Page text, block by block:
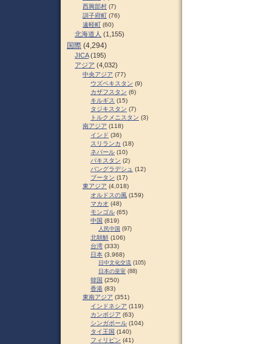
西興部村 (7)
訓子府町 (76)
遠軽町 (60)
北海道人 (1,155)
国際 (4,294)
JICA(195)
アジア (4,032)
中央アジア (77)
ウズベキスタン (9)
カザフスタン (6)
キルギス (15)
タジキスタン (7)
トルクメニスタン (3)
南アジア (118)
インド (36)
スリランカ (18)
ネパール (10)
パキスタン (2)
バングラデシュ (12)
ブータン (17)
東アジア (4,018)
オルドスの風 (159)
マカオ (48)
モンゴル (65)
中国 (819)
人民中国 (97)
北朝鮮 (106)
台湾 (333)
日本 (3,968)
日中文化交流 (105)
日本の皇室 (88)
韓国 (250)
香港 (83)
東南アジア (351)
インドネシア (119)
カンボジア (63)
シンガポール (104)
タイ王国 (140)
フィリピン (41)